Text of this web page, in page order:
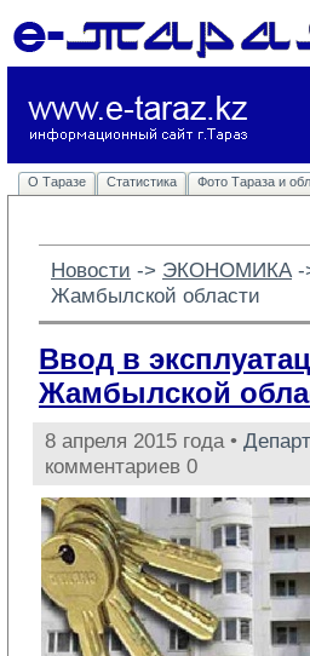
О Таразе Статистика Фото Тараза и
Новости -> ЭКОНОМИКА -
Жамбылской области
Ввод в
Жамбылской
8 апреля 2015 года •
комментариев 0